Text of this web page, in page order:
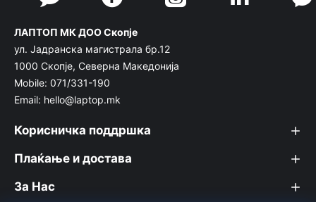
ЛАПТОП МК ДОО Скопје
ул. Јадранска магистрала бр.12
1000 Скопје, Северна Македонија
Mobile: 071/331-190
Email: hello@laptop.mk
Корисничка поддршка
Плаќање и достава
За Нас